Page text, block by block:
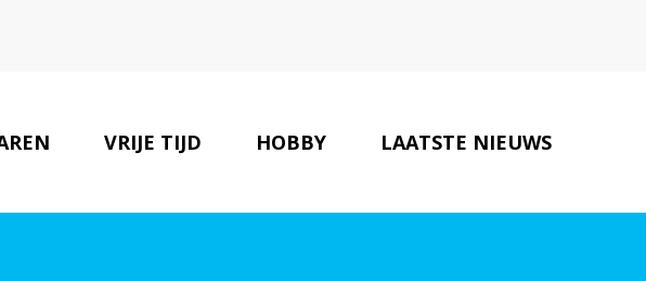
VRIJE TIJD HOBBY LAATSTE NIEUWS